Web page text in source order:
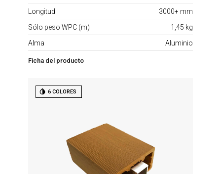
Longitud
3000+ mm
Sólo peso WPC (m)
1,45 kg
Alma
Aluminio
Ficha del producto
6 COLORES